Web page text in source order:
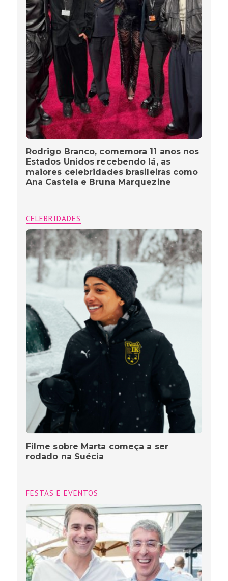
Rodrigo Branco, comemora 11 anos nos
Estados Unidos recebendo lá, as
maiores celebridades brasileiras como
Ana Castela e Bruna Marquezine
CELEBRIDADES
Filme sobre Marta começa a ser
rodado na Suécia
FESTAS E EVENTOS